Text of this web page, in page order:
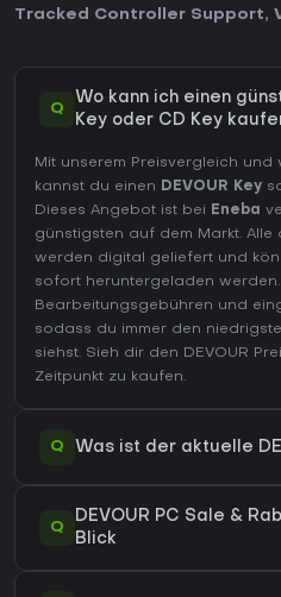
Tracked Controller Support,
Q
Wo kann ich einen
Key oder CD Key
Mit unserem Preisvergleich
kannst du einen DEVOUR Key
Dieses Angebot ist bei Eneba
günstigsten auf dem Markt. Alle
werden digital geliefert und
sofort heruntergeladen
Bearbeitungsgebühren und
sodass du immer den
siehst. Sieh dir den DEVOUR
Zeitpunkt zu kaufen.
Q Was ist der aktuelle
Q
DEVOUR PC Sale &
Blick